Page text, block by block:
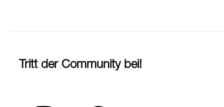
Tritt der Community bei!